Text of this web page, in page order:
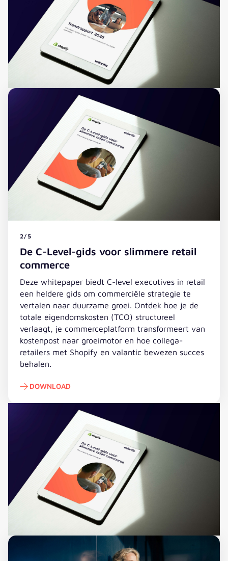
2/5
De C-Level-gids voor slimmere retail
commerce
Deze whitepaper biedt C-level executives in retail
een heldere gids om commerciële strategie te
vertalen naar duurzame groei. Ontdek hoe je de
totale eigendomskosten (TCO) structureel
verlaagt, je commerceplatform transformeert van
kostenpost naar groeimotor en hoe collega-
retailers met Shopify en valantic bewezen succes
behalen.
DOWNLOAD